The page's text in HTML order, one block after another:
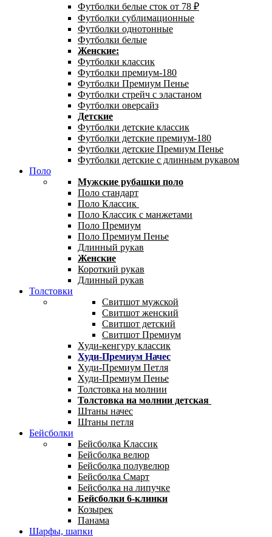
Футболки белые сток от 78 ₽
Футболки сублимационные
Футболки однотонные
Футболки белые
Женские:
Футболки классик
Футболки премиум-180
Футболки Премиум Пенье
Футболки стрейч с эластаном
Футболки оверсайз
Детские
Футболки детские классик
Футболки детские премиум-180
Футболки детские Премиум Пенье
Футболки детские с длинным рукавом
Поло
Мужские рубашки поло
Поло стандарт
Поло Классик
Поло Классик с манжетами
Поло Премиум
Поло Премиум Пенье
Длинный рукав
Женские
Короткий рукав
Длинный рукав
Толстовки
Свитшот мужской
Свитшот женский
Свитшот детский
Свитшот Премиум
Худи-кенгуру классик
Худи-Премиум Начес
Худи-Премиум Петля
Худи-Премиум Пенье
Толстовка на молнии
Толстовка на молнии детская
Штаны начес
Штаны петля
Бейсболки
Бейсболка Классик
Бейсболка велюр
Бейсболка полувелюр
Бейсболка Смарт
Бейсболка на липучке
Бейсболки 6-клинки
Козырек
Панама
Шарфы, шапки